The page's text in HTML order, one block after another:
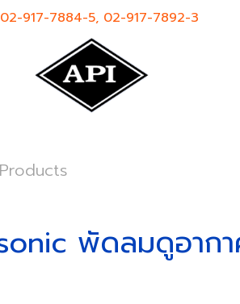
02-917-7884-5, 02-917-7892-3
พัดลมดูอาก